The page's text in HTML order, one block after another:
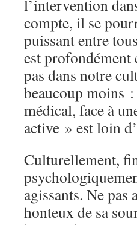
l’intervention
compte, il se
puissant entre
est profondément
pas dans notre
beaucoup moins
médical, face à
active » est loin
Culturellement,
agissants. Ne pas
honteux de sa